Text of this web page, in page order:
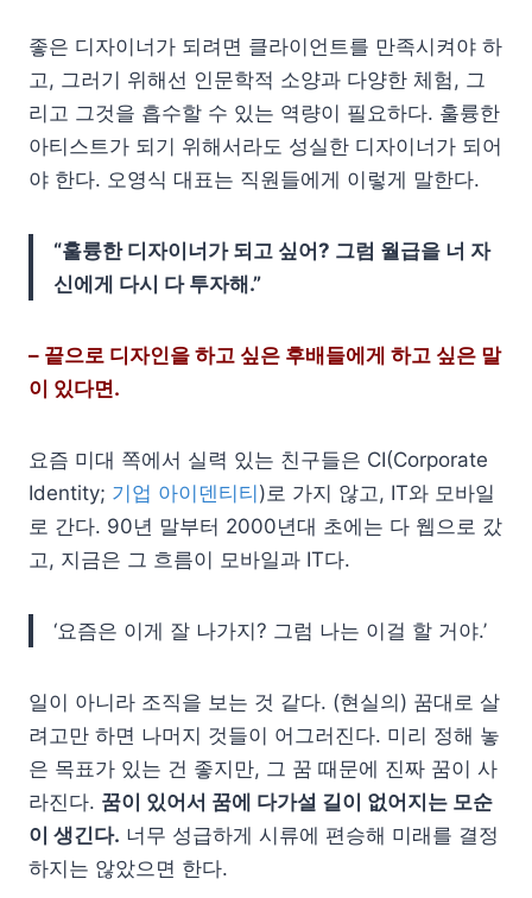
좋은 디자이너가 되려면 클라이언트를 만족시켜야 하
고, 그러기 위해선 인문학적 소양과 다양한 체험, 그
리고 그것을 흡수할 수 있는 역량이 필요하다. 훌륭한
아티스트가 되기 위해서라도 성실한 디자이너가 되어
야 한다. 오영식 대표는 직원들에게 이렇게 말한다.
“훌륭한 디자이너가 되고 싶어? 그럼 월급을 너 자
신에게 다시 다 투자해.”
– 끝으로 디자인을 하고 싶은 후배들에게 하고 싶은 말
이 있다면.
요즘 미대 쪽에서 실력 있는 친구들은 CI(Corporate
Identity; 기업 아이덴티티)로 가지 않고, IT와 모바일
로 간다. 90년 말부터 2000년대 초에는 다 웹으로 갔
고, 지금은 그 흐름이 모바일과 IT다.
‘요즘은 이게 잘 나가지? 그럼 나는 이걸 할 거야.’
일이 아니라 조직을 보는 것 같다. (현실의) 꿈대로 살
려고만 하면 나머지 것들이 어그러진다. 미리 정해 놓
은 목표가 있는 건 좋지만, 그 꿈 때문에 진짜 꿈이 사
라진다. 꿈이 있어서 꿈에 다가설 길이 없어지는 모순
이 생긴다. 너무 성급하게 시류에 편승해 미래를 결정
하지는 않았으면 한다.